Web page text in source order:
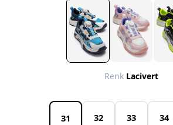
Renk Lacivert
31 32 33 34